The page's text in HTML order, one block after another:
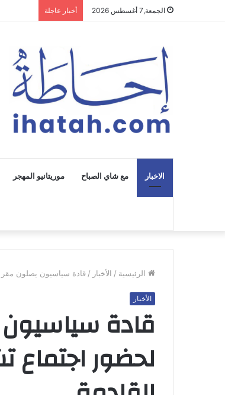
الجمعة,7 أغسطس 2026 أخبار عاجلة
الاخبار مع شاي الصباح موريتانيو المهجر
الرئيسية / الأخبار / قادة سياسيون يصلون مقر
الأخبار
قادة سياسيون
لحضور اجتماع